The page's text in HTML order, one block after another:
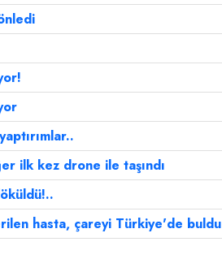
ilk kez drone ile taşındı
hasta, çareyi Türkiye'de buldu